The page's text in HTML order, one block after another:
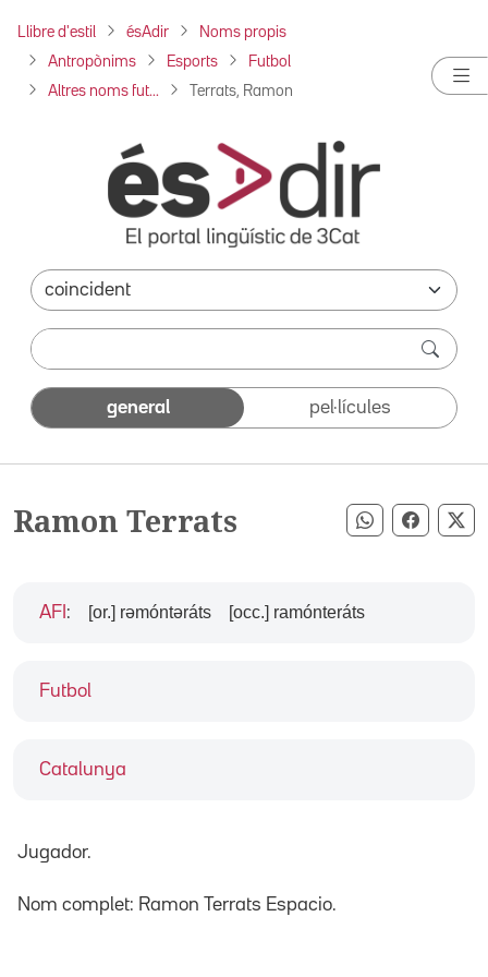
Llibre d'estil ésAdir Noms propis
Antropònims Esports Futbol
Altres noms fut... Terrats, Ramon
general pel·lícules
Ramon Terrats Compartir
Futbol
Catalunya
AFI : [or.] rəmóntəráts [occ.] ramónteráts
Jugador.
Nom complet: Ramon Terrats Espacio.